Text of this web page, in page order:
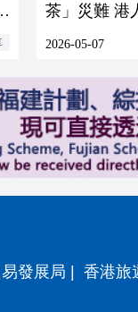
茶」災難 港
2026-05-07
發展局 香港旅